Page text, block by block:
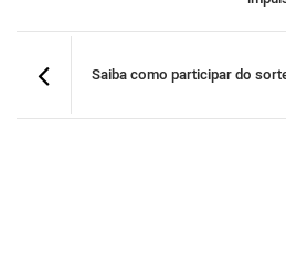
Saiba como participar do